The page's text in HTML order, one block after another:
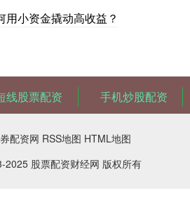
小资金撬动高收益？
线股票配资 手机炒股配资
配资网 RSS地图 HTML地图
2025 股票配资财经网 版权所有